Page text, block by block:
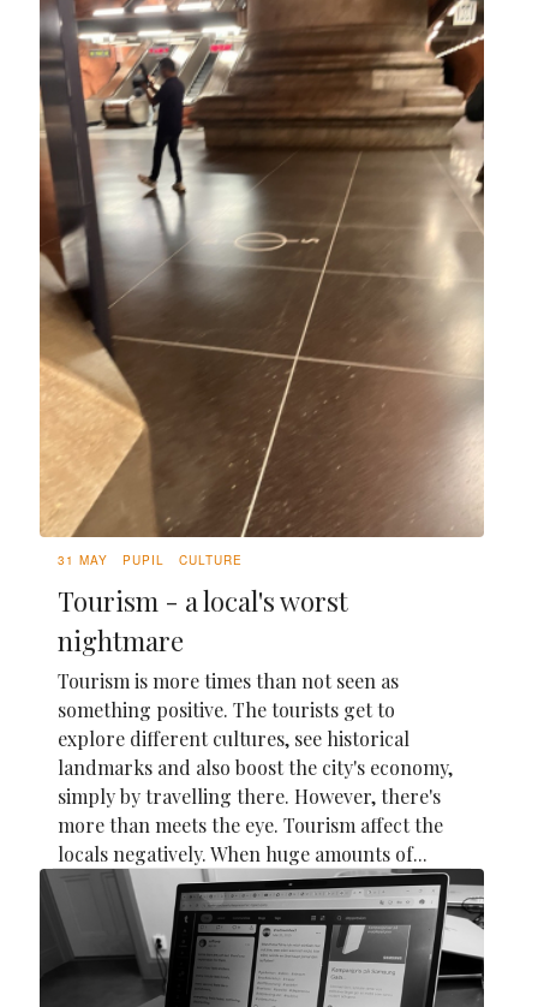
31 MAY PUPIL CULTURE
Tourism - a local's worst
nightmare
Tourism is more times than not seen as
something positive. The tourists get to
explore different cultures, see historical
landmarks and also boost the city's economy,
simply by travelling there. However, there's
more than meets the eye. Tourism affect the
locals negatively. When huge amounts of...